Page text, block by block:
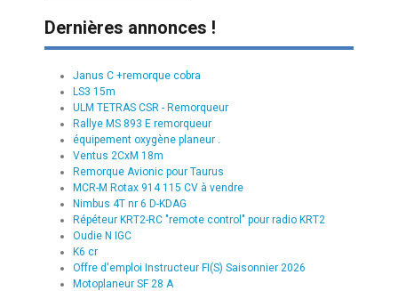
Dernières annonces !
Janus C +remorque cobra
LS3 15m
ULM TETRAS CSR - Remorqueur
Rallye MS 893 E remorqueur
équipement oxygène planeur .
Ventus 2CxM 18m
Remorque Avionic pour Taurus
MCR-M Rotax 914 115 CV à vendre
Nimbus 4T nr 6 D-KDAG
Répéteur KRT2-RC "remote control" pour radio KRT2
Oudie N IGC
K6 cr
Offre d'emploi Instructeur FI(S) Saisonnier 2026
Motoplaneur SF 28 A